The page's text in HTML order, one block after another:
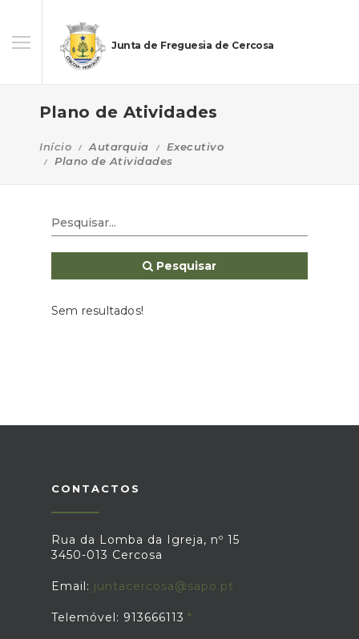
Junta de Freguesia de Cercosa
Plano de Atividades
Início Autarquia
Executivo
Plano de Atividades
Pesquisar
Sem resultados!
CONTACTOS
Rua da Lomba da Igreja, nº 15
3450-013 Cercosa
Email: juntacercosa@sapo.pt
Telemóvel: 913666113